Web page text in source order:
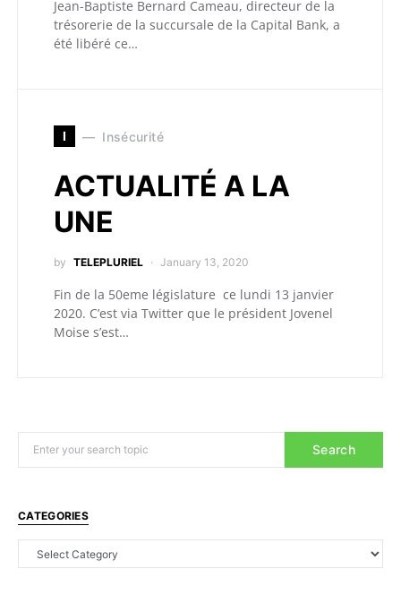
Jean-Baptiste Bernard Cameau, directeur de la
trésorerie de la succursale de la Capital Bank, a
été libéré ce…
I Insécurité
ACTUALITÉ A LA
UNE
by TELEPLURIEL January 13, 2020
Fin de la 50eme législature ce lundi 13 janvier
2020. C’est via Twitter que le président Jovenel
Moise s’est…
Search
CATEGORIES